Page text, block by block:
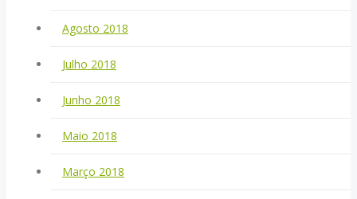
Agosto 2018
Julho 2018
Junho 2018
Maio 2018
Março 2018